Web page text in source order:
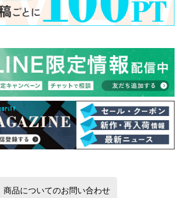
商品についてのお問い合わせ